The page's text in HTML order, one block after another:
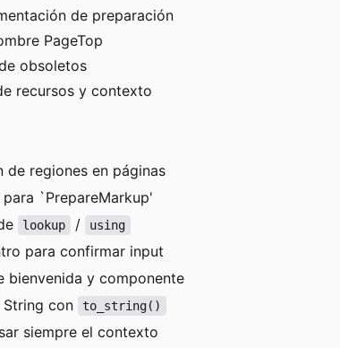
de preparación
PageTop
obsoletos
recursos y contexto
regiones en páginas
`PrepareMarkup'
lookup / using
para confirmar input
bienvenida y componente
String con to_string()
siempre el contexto